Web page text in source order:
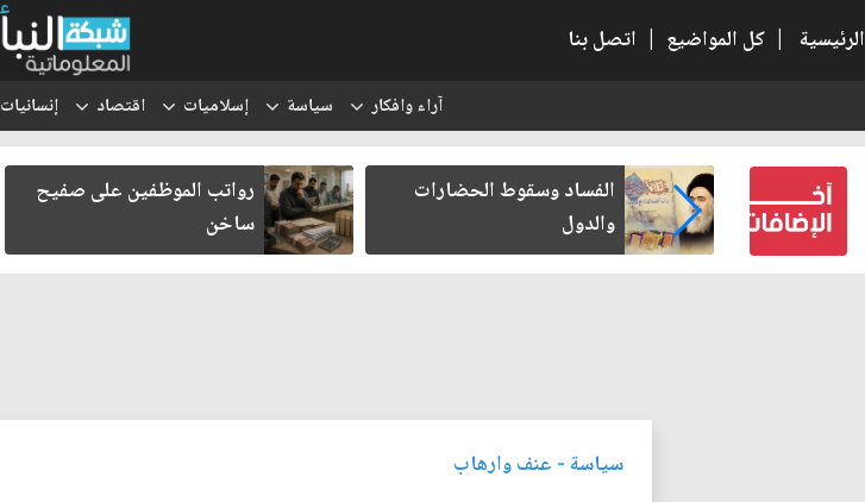
الرئيسية | كل المواضيع | اتصل بنا
آراء وافكار سياسة إسلاميات اقتصاد إنسانيات
كتب لنفسه
الفساد وسقوط الحضارات
والدول
رواتب الموظفين على صفيح
ساخن
سياسة- عنف وارهاب